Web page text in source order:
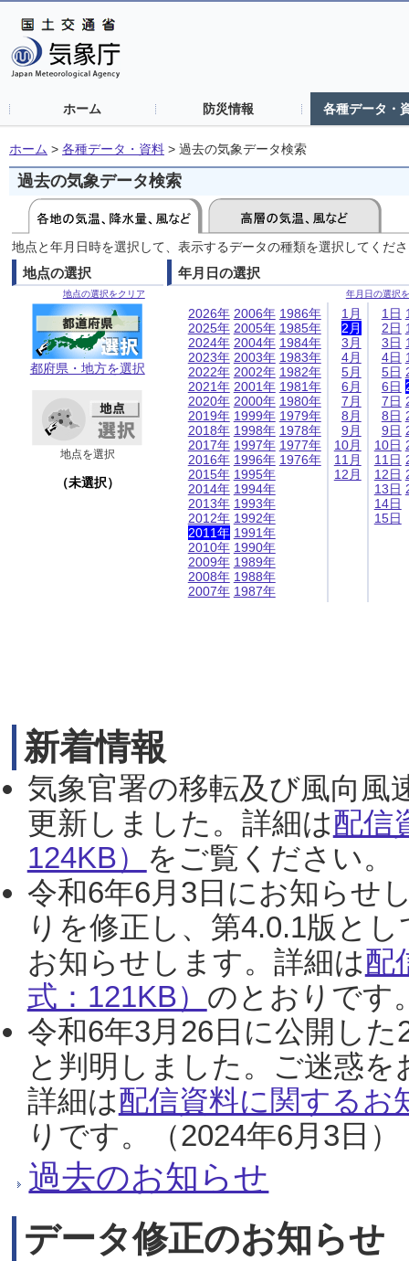
ホーム 防災情報 各種データ・
ホーム > 各種データ・資料 > 過去の気象データ検索
過去の気象データ検索
地点と年月日時を選択して、表示するデータの種類を選択してくだ
地点の選択
地点の選択をクリア
都府県・地方を選択
地点を選択
（未選択）
年月日の選択
年月日の選択
2026年
2025年
2024年
2023年
2022年
2021年
2020年
2019年
2018年
2017年
2016年
2015年
2014年
2013年
2012年
2011年
2010年
2009年
2008年
2007年
2006年
2005年
2004年
2003年
2002年
2001年
2000年
1999年
1998年
1997年
1996年
1995年
1994年
1993年
1992年
1991年
1990年
1989年
1988年
1987年
1986年
1985年
1984年
1983年
1982年
1981年
1980年
1979年
1978年
1977年
1976年
1月
2月
3月
4月
5月
6月
7月
8月
9月
10月
11月
12月
1日
2日
3日
4日
5日
6日
7日
8日
9日
10日
11日
12日
13日
14日
15日
新着情報
気象官署の移転及び風向風
更新しました。詳細は配信
124KB） をご覧ください。
令和6年6月3日にお知らせ
りを修正し、第4.0.1版と
お知らせします。詳細は配
式：121KB） のとおりです
令和6年3月26日に公開し
と判明しました。ご迷惑
詳細は配信資料に関するお
りです。（2024年6月3日）
過去のお知らせ
データ修正のお知らせ